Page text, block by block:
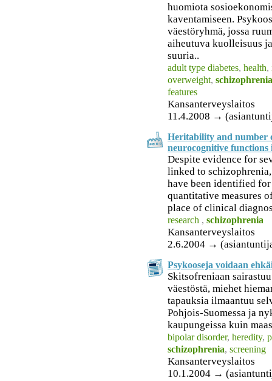
huomiota
kaventamiseen.
väestöryhmä, jossa
aiheutuva kuolleisuus
suuria..
adult type diabetes, health,
overweight, schizophrenia
features
Kansanterveyslaitos
11.4.2008 →
Heritability and number
neurocognitive
Despite evidence for
linked to
have been identified
quantitative measures
place of clinical
research , schizophrenia
Kansanterveyslaitos
2.6.2004 →
Psykooseja voidaan
Skitsofreniaan
väestöstä, miehet
tapauksia ilmaantuu
Pohjois-Suomessa ja
kaupungeissa kuin
bipolar disorder, heredity,
schizophrenia, screening
Kansanterveyslaitos
10.1.2004 →